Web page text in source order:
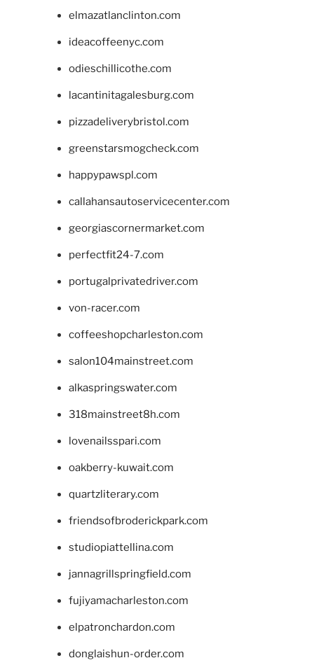
elmazatlanclinton.com
ideacoffeenyc.com
odieschillicothe.com
lacantinitagalesburg.com
pizzadeliverybristol.com
greenstarsmogcheck.com
happypawspl.com
callahansautoservicecenter.com
georgiascornermarket.com
perfectfit24-7.com
portugalprivatedriver.com
von-racer.com
coffeeshopcharleston.com
salon104mainstreet.com
alkaspringswater.com
318mainstreet8h.com
lovenailsspari.com
oakberry-kuwait.com
quartzliterary.com
friendsofbroderickpark.com
studiopiattellina.com
jannagrillspringfield.com
fujiyamacharleston.com
elpatronchardon.com
donglaishun-order.com